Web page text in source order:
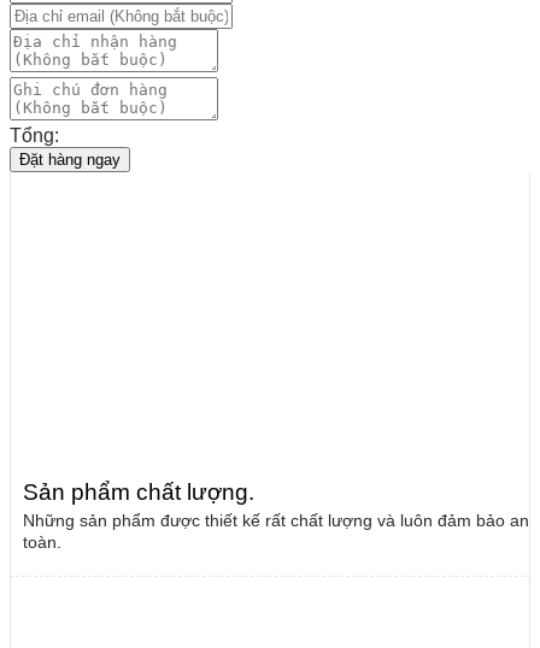
Tổng:
Đặt hàng ngay
Sản phẩm chất lượng.
Những sản phẩm được thiết kế rất chất lượng và luôn đảm bảo an
toàn.